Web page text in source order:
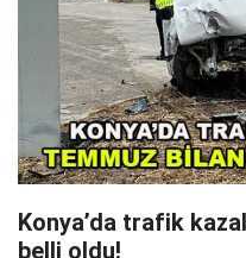
Konya’da trafik
belli oldu!